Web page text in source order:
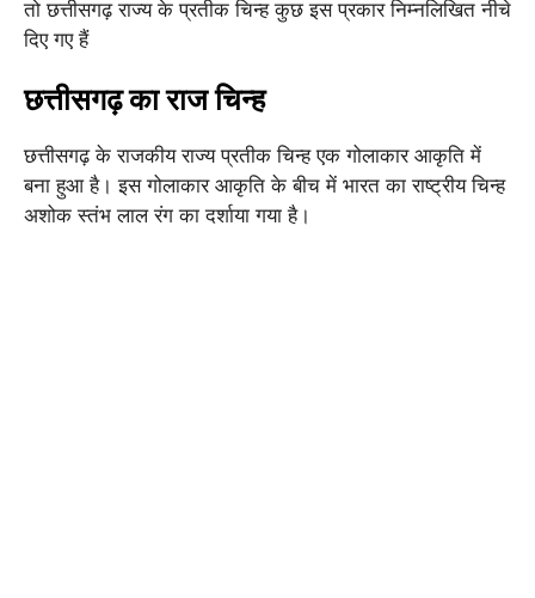
तो छत्तीसगढ़ राज्य के प्रतीक चिन्ह कुछ इस प्रकार निम्नलिखित नीचे
दिए गए हैं
छत्तीसगढ़ का राज चिन्ह
छत्तीसगढ़ के राजकीय राज्य प्रतीक चिन्ह एक गोलाकार आकृति में
बना हुआ है। इस गोलाकार आकृति के बीच में भारत का राष्ट्रीय चिन्ह
अशोक स्तंभ लाल रंग का दर्शाया गया है।